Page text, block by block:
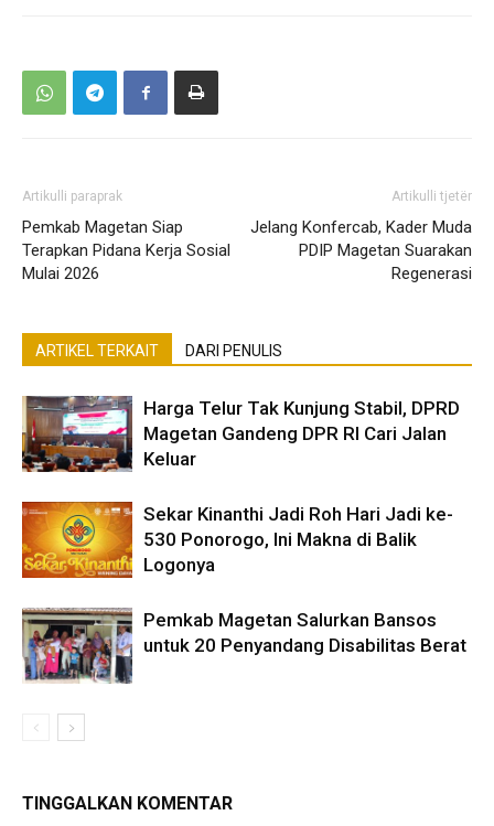
Artikulli paraprak
Pemkab Magetan Siap
Terapkan Pidana Kerja Sosial
Mulai 2026
Artikulli tjetër
Jelang Konfercab, Kader Muda
PDIP Magetan Suarakan
Regenerasi
ARTIKEL TERKAIT DARI PENULIS
Harga Telur Tak Kunjung Stabil, DPRD
Magetan Gandeng DPR RI Cari Jalan
Keluar
Sekar Kinanthi Jadi Roh Hari Jadi ke-
530 Ponorogo, Ini Makna di Balik
Logonya
Pemkab Magetan Salurkan Bansos
untuk 20 Penyandang Disabilitas Berat
TINGGALKAN KOMENTAR